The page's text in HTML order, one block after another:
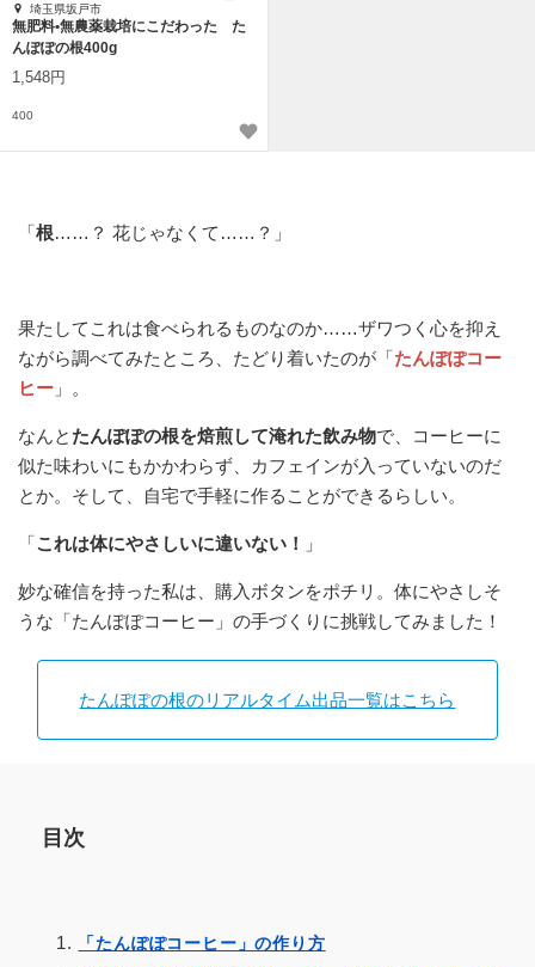
埼玉県坂戸市
無肥料•無農薬栽培にこだわった た
んぽぽの根400g
1,548円
400
「根……？ 花じゃなくて……？」
果たしてこれは食べられるものなのか……ザワつく心を抑え
ながら調べてみたところ、たどり着いたのが「たんぽぽコー
ヒー 」。
なんと たんぽぽの根を焙煎して淹れた飲み物で、コーヒーに
似た味わいにもかかわらず、カフェインが入っていないのだ
とか。そして、自宅で手軽に作ることができるらしい。
「これは体にやさしいに違いない！ 」
妙な確信を持った私は、購入ボタンをポチリ。体にやさしそ
うな「たんぽぽコーヒー」の手づくりに挑戦してみました！
たんぽぽの根のリアルタイム出品一覧はこちら
目次
「たんぽぽコーヒー」の作り方